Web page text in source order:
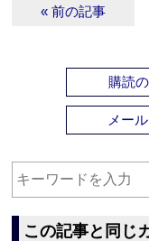
« 前の記事
購読
メー
この記事と同じ